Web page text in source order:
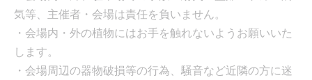
気等、主催者・会場は責任を負いません。
・会場内・外の植物にはお手を触れないようお願いいた
します。
・会場周辺の器物破損等の行為、騒音など近隣の方に迷